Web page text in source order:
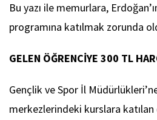
Bu yazı ile memurlara,
programına katılmak zorunda
GELEN ÖĞRENCİYE 300 TL
Gençlik ve Spor İl
merkezlerindeki kurslara